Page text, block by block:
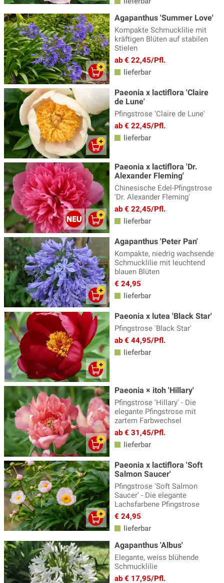
Perlkörbchen - Anaphalis (2)
Pfingstrosen(63)
Phlox - Flammenblume(46)
Platterbse - Lathyrus
Prachtkerze - Gaura(5)
Prachtscharte - Liatris(3)
Prachtspiere
(17)
Primeln - Primula
Ranunculus - Hahnenfuss (4)
Reiherschnabel - Erodium(2)
Rittersporn - Delphinium(19)
Salomonssiegel(3)
Saxifraga - Steinbrech(6)
Schafgarbe(15)
Schleierkraut(9)
Schleifenblume
(3)
Silberkerzen
Skabiose(7)
Sonnenauge - Heliopsis(3)
Sonnenbraut - Helenium
Sonnenhut - Rudbeckia
Sonnenröschen - Helianthemum(13)
Spornblume(2)
Staudenclematis(11)
Staudenhibiskus(13)
Sterndolde(8)
Stockrosen(11)
Storchschnabel(54)
Sumpfdotterblume - Caltha
Thymian - Thymus (19)
Tränendes Herz - Dicentra(4)
Agapanthus 'Summer Love'
Kompakte Schmucklilie mit
kräftigen Blüten auf stabilen
Stielen
ab € 22,45/Pfl.
lieferbar
Paeonia x lactiflora 'Claire
de Lune'
Pfingstrose 'Claire de Lune'
ab € 22,45/Pfl.
lieferbar
Paeonia x lactiflora 'Dr.
Alexander Fleming'
Chinesische Edel-Pfingstrose
'Dr. Alexander Fleming'
ab € 22,45/Pfl.
lieferbar
Agapanthus 'Peter Pan'
Kompakte, niedrig wachsende
Schmucklilie mit leuchtend
blauen Blüten
€ 24,95
lieferbar
Paeonia x lutea 'Black Star'
Pfingstrose 'Black Star'
ab € 44,95/Pfl.
lieferbar
Paeonia × itoh 'Hillary'
Pfingstrose 'Hillary' - Die
elegante Pfingstrose mit
zartem Farbwechsel
ab € 31,45/Pfl.
lieferbar
Paeonia x lactiflora 'Soft
Salmon Saucer'
Pfingstrose 'Soft Salmon
Saucer' - Die elegante
Lachsfarbene Pfingstrose
€ 24,95
lieferbar
Agapanthus 'Albus'
Elegante, weiss blühende
Schmucklilie
ab € 17,95/Pfl.